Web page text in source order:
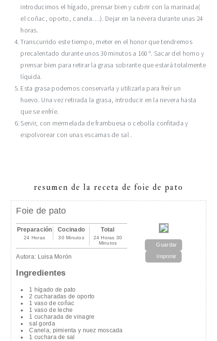
introducimos el hígado, prensar bien y cubrir con la marinada(
el coñac, oporto, canela….). Dejar en la nevera durante unas 24
horas.
Transcurrido este tiempo, meter en el honor que tendremos
precalentado durante unos 30 minutos a 160 º. Sacar del horno y
prensar bien para retirar la grasa sobrante que estará totalmente
líquida.
Esta grasa podemos conservarla y utilizarla para freír un
huevo. Una vez retirada la grasa, introducir en la nevera hasta
que se enfríe.
Servir, con mermelada de frambuesa o cebolla confitada y
espolvorear con unas escamas de sal .
resumen de la receta de foie de pato
Foie de pato
Guardar
Imprimir
Preparación
24 Horas
Cocinado
30 Minutos
Total
24 Horas 30
Minutos
Autora: Luisa Morón
Ingredientes
1 hígado de pato
2 cucharadas de oporto
1 vaso de coñac
1 vaso de leche
1 cucharada de vinagre
sal gorda
Canela, pimienta y nuez moscada
1 cuchara de sal